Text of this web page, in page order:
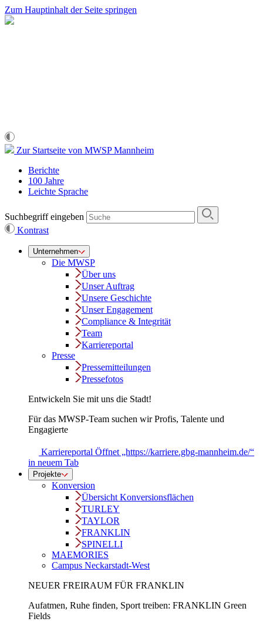
Zum Hauptinhalt der Seite springen
Zur Startseite von MWSP Mannheim
Berichte
100 Jahre
Leichte Sprache
Suchbegriff eingeben
Kontrast
Unternehmen
Die MWSP
Über uns
Unser Auftrag
Unsere Geschichte
Unser Engagement
Compliance & Integrität
Team
Karriereportal
Presse
Pressemitteilungen
Pressefotos
Entwickeln Sie mit uns die Stadt!
Für das MWSP-Team suchen wir Profis, Talente und
Engagierte
Karriereportal Öffnet „https://karriere.gbg-mannheim.de/“
in neuem Tab
Projekte
Konversion
Übersicht Konversionsflächen
TURLEY
TAYLOR
FRANKLIN
SPINELLI
MAEMORIES
Campus Neckarstadt-West
NEUER FREIRAUM FÜR FRANKLIN
Aufatmen, Ruhe finden, Sport treiben: FRANKLIN Green
Fields